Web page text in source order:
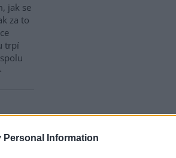
Personal Information
jak se
za to
trpí